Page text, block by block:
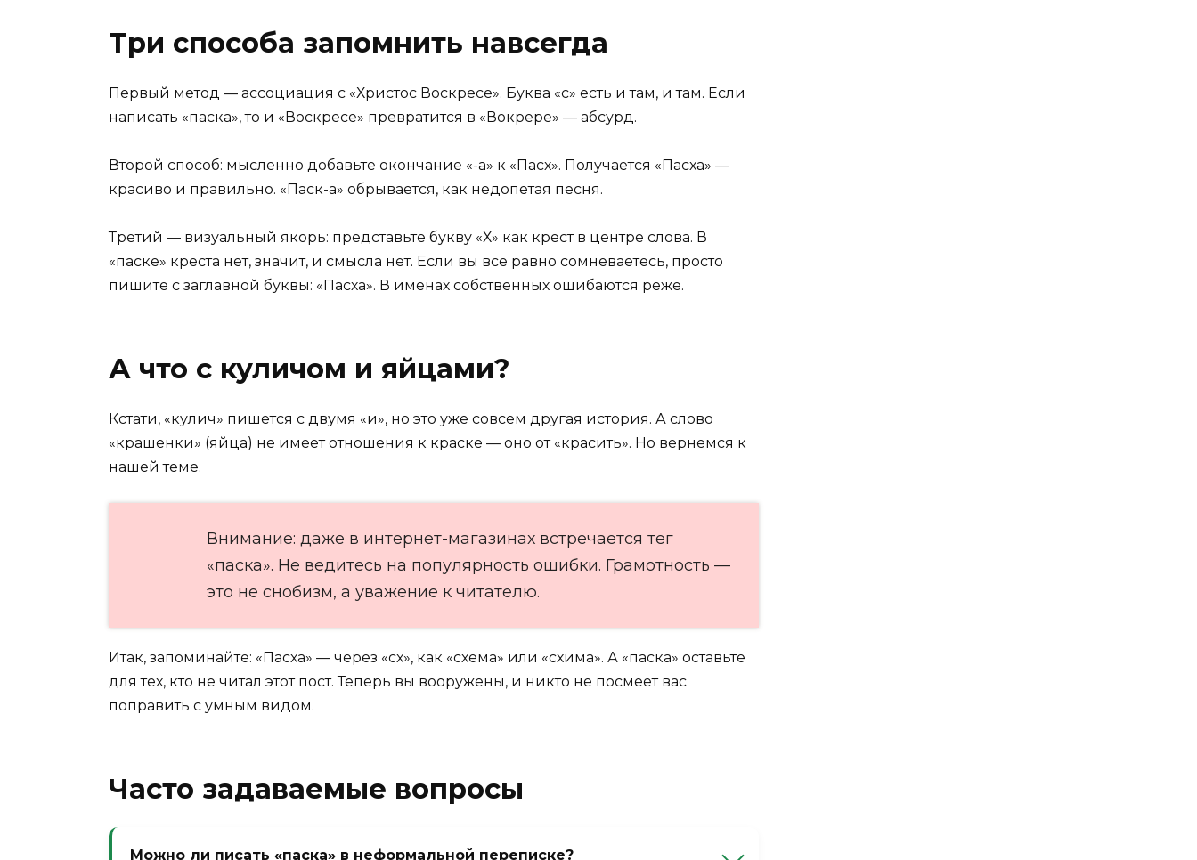
Три способа запомнить навсегда
Первый метод — ассоциация с «Христос Воскресе». Буква «с» есть и там, и там. Если
написать «паска», то и «Воскресе» превратится в «Вокрере» — абсурд.
Второй способ: мысленно добавьте окончание «-а» к «Пасх». Получается «Пасха» —
красиво и правильно. «Паск-а» обрывается, как недопетая песня.
Третий — визуальный якорь: представьте букву «Х» как крест в центре слова. В
«паске» креста нет, значит, и смысла нет. Если вы всё равно сомневаетесь, просто
пишите с заглавной буквы: «Пасха». В именах собственных ошибаются реже.
А что с куличом и яйцами?
Кстати, «кулич» пишется с двумя «и», но это уже совсем другая история. А слово
«крашенки» (яйца) не имеет отношения к краске — оно от «красить». Но вернемся к
нашей теме.
Внимание: даже в интернет-магазинах встречается тег
«паска». Не ведитесь на популярность ошибки. Грамотность —
это не снобизм, а уважение к читателю.
Итак, запоминайте: «Пасха» — через «сх», как «схема» или «схима». А «паска» оставьте
для тех, кто не читал этот пост. Теперь вы вооружены, и никто не посмеет вас
поправить с умным видом.
Часто задаваемые вопросы
Можно ли писать «паска» в неформальной переписке?